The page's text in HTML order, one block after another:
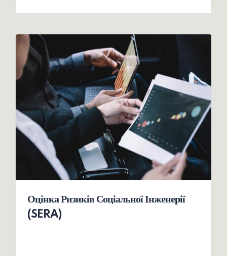
Оцінка Ризиків Соціальної Інженерії
(SERA)